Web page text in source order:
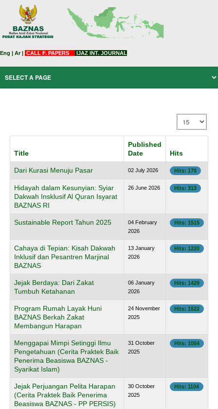
Eng | Ar| CALL F. PAPERS IJAZ INT. JOURNAL
Title
Published
Date
Hits
Dari Kurasi Menuju Pasar 02 July 2026 Hits: 176
Hidayah dalam Kesunyian: Syiar
Dakwah Insklusif Al Quran Isyarat
BAZNAS RI
26 June 2026 Hits: 313
Sustainable Report Tahun 2025
04 February
2026
Hits: 1515
Cahaya di Tepian: Kisah Dakwah
Inklusif dan Pesantren Marjinal
BAZNAS
13 January
2026
Hits: 1220
Jejak Berdaya: Dari Zakat
Tumbuh Ketahanan
06 January
2026
Hits: 1429
Program Rumah Layak Huni
BAZNAS Berkah Zakat
Membangun Harapan
24 November
2025
Hits: 1522
Menggapai Mimpi Setinggi Ilmu
Pengetahuan (Cerita Praktek Baik
Penerima Beasiswa BAZNAS -
Syarikat Islam)
31 October
2025
Hits: 1054
Jejak Perjuangan Pelita Harapan
(Cerita Praktek Baik Penerima
Beasiswa BAZNAS - PP PERSIS)
30 October
2025
Hits: 1104